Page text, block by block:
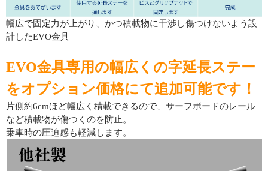
幅広で固定力が上がり、かつ積載物に干渉し傷つけないよう設
計したEVO金具
EVO金具専用の幅広くの字延長ステー
をオプション価格にて追加可能です！
片側約6cmほど幅広く積載できるので、サーフボードのレール
など積載物が傷つくのを防止。
乗車時の圧迫感も軽減します。